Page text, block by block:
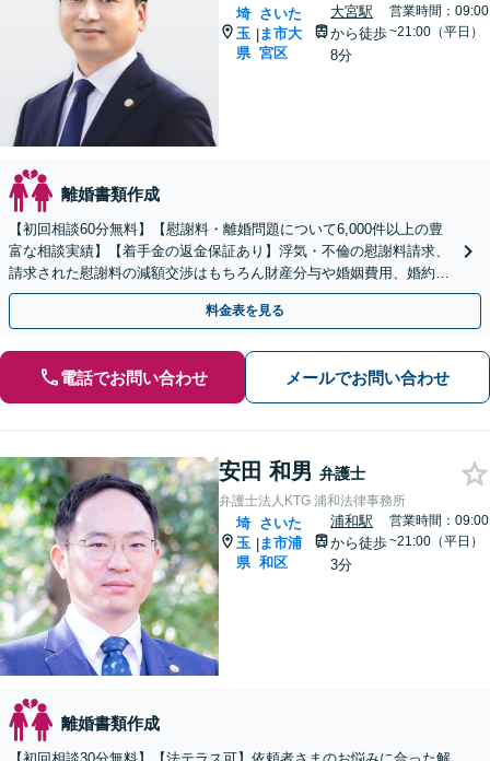
埼
玉
県
|
さいた
ま市大
宮区
大宮駅
から徒歩
8分
営業時間：09:00
~21:00（平日）
離婚書類作成
【初回相談60分無料】【慰謝料・離婚問題について6,000件以上の豊
富な相談実績】【着手金の返金保証あり】浮気・不倫の慰謝料請求、
請求された慰謝料の減額交渉はもちろん財産分与や婚姻費用、婚約破
棄など様々な離婚・男女問題の解決実績が豊富です。
料金表を見る
電話でお問い合わせ メールでお問い合わせ
安田 和男 弁護士
弁護士法人KTG 浦和法律事務所
埼
玉
県
|
さいた
ま市浦
和区
浦和駅
から徒歩
3分
営業時間：09:00
~21:00（平日）
離婚書類作成